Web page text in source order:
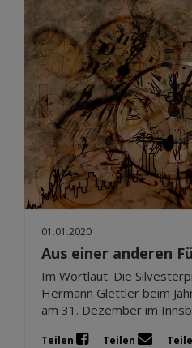
01.01.2020
Aus einer anderen
Im Wortlaut: Die
Hermann Glettler beim
am 31. Dezember im
Teilen Teilen